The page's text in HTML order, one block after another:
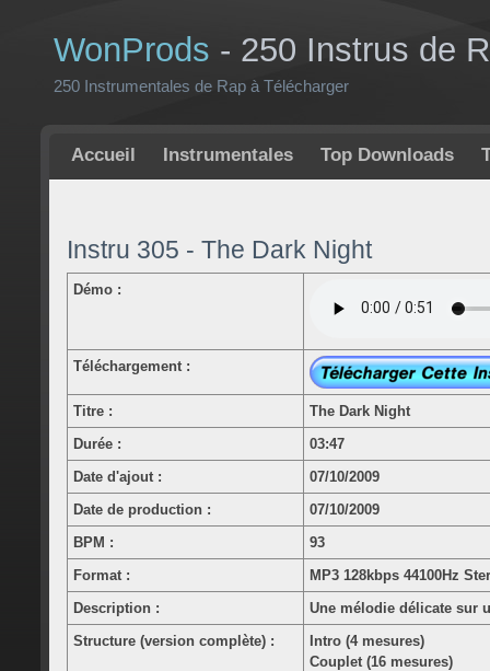
WonProds - 250 Instrus de
250 Instrumentales de Rap à Télécharger
Accueil Instrumentales Top Downloads
Instru 305 - The Dark Night
Démo :
Téléchargement :
Titre :
The Dark Night
Durée :
03:47
Date d'ajout :
07/10/2009
Date de production :
07/10/2009
BPM :
93
Format :
MP3 128kbps 44100Hz
Description :
Une mélodie délicate sur
Structure (version complète) :
Intro (4 mesures)
Couplet (16 mesures)